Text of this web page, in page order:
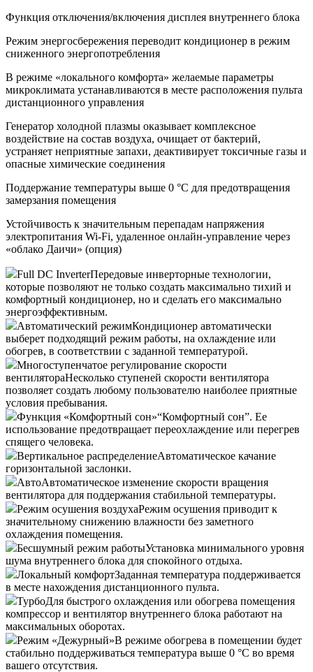
Функция отключения/включения дисплея внутреннего блока
Режим энергосбережения переводит кондиционер в режим
сниженного энергопотребления
В режиме «локального комфорта» желаемые параметры
микроклимата устанавливаются в месте расположения пульта
дистанционного управления
Генератор холодной плазмы оказывает комплексное
воздействие на состав воздуха, очищает от бактерий,
устраняет неприятные запахи, деактивирует токсичные газы и
опасные химические соединения
Поддержание температуры выше 0 °С для предотвращения
замерзания помещения
Устойчивость к значительным перепадам напряжения
электропитания Wi-Fi, удаленное онлайн-управление через
«облако Даичи» (опция)
Full DC InverterПередовые инверторные технологии,
которые позволяют не только создать максимально тихий и
комфортный кондиционер, но и сделать его максимально
энергоэффективным.
Автоматический режимКондиционер автоматически
выберет подходящий режим работы, на охлаждение или
обогрев, в соответствии с заданной температурой.
Многоступенчатое регулирование скорости
вентилятораНесколько ступеней скорости вентилятора
позволяет создать любому пользователю наиболее приятные
условия пребывания.
Функция «Комфортный сон»“Комфортный сон”. Ее
использование предотвращает переохлаждение или перегрев
спящего человека.
Вертикальное распределениеАвтоматическое качание
горизонтальной заслонки.
АвтоАвтоматическое изменение скорости вращения
вентилятора для поддержания стабильной температуры.
Режим осушения воздухаРежим осушения приводит к
значительному снижению влажности без заметного
охлаждения помещения.
Бесшумный режим работыУстановка минимального уровня
шума внутреннего блока для спокойного отдыха.
Локальный комфортЗаданная температура поддерживается
в месте нахождения дистанционного пульта.
ТурбоДля быстрого охлаждения или обогрева помещения
компрессор и вентилятор внутреннего блока работают на
максимальных оборотах.
Режим «Дежурный»В режиме обогрева в помещении будет
стабильно поддерживаться температура выше 0 °С во время
вашего отсутствия.